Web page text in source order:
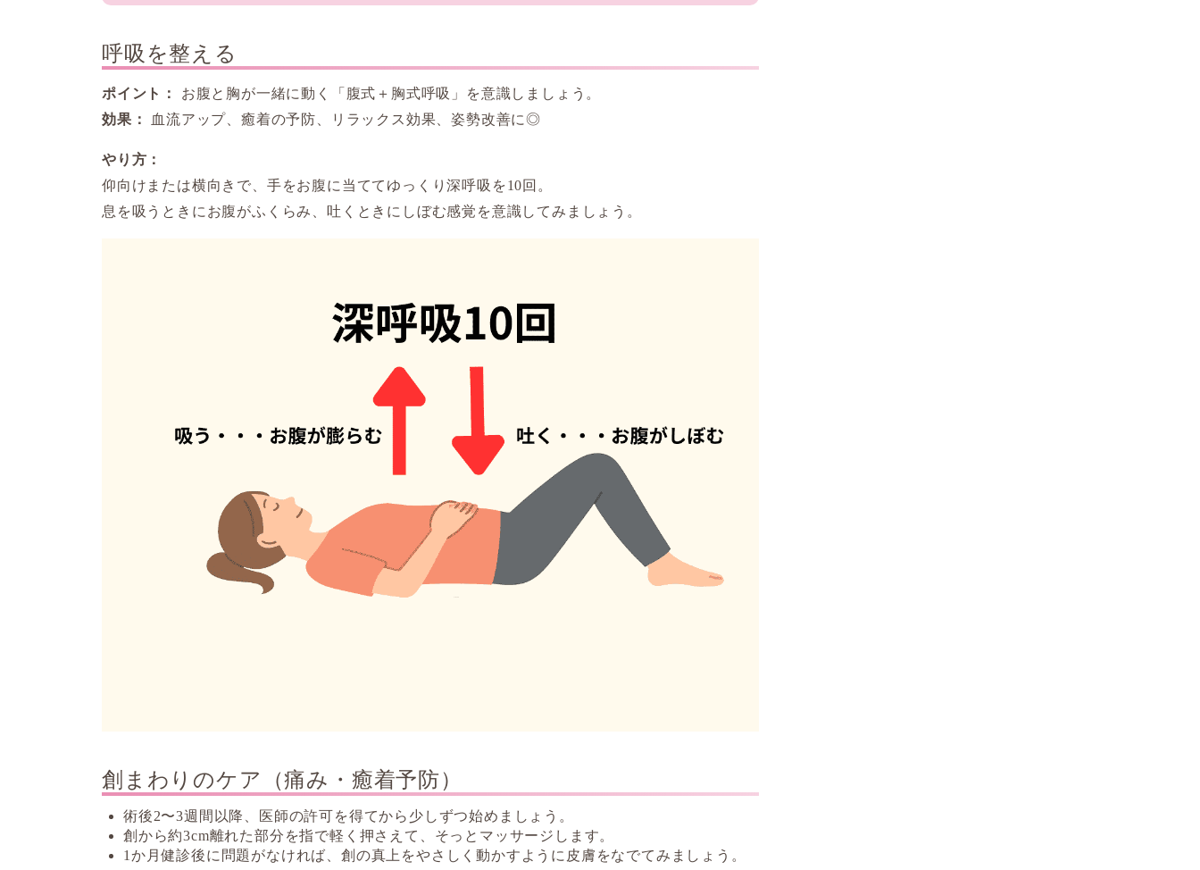
呼吸を整える
ポイント：
お腹と胸が一緒に動く「腹式＋胸式呼吸」を意識しましょう。
効果：
血流アップ、癒着の予防、リラックス効果、姿勢改善に◎
やり方：
仰向けまたは横向きで、手をお腹に当ててゆっくり深呼吸を10回。
息を吸うときにお腹がふくらみ、吐くときにしぼむ感覚を意識してみましょう。
創まわりのケア（痛み・癒着予防）
術後2〜3週間以降、医師の許可を得てから少しずつ始めましょう。
創から約3cm離れた部分を指で軽く押さえて、そっとマッサージします。
1か月健診後に問題がなければ、創の真上をやさしく動かすように皮膚をなでてみましょう。